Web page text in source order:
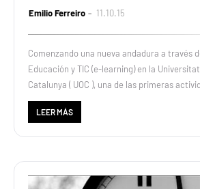
Emilio Ferreiro 11.10.15
Comenzando una nueva andadura a través
Educación y TIC (e-learning) en la
Catalunya ( UOC ), una de las primeras
LEER MÁS